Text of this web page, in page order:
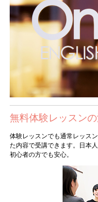
無料体験レッスンの
体験レッスンでも通常レッス
た内容で受講できます。日本
初心者の方でも安心。